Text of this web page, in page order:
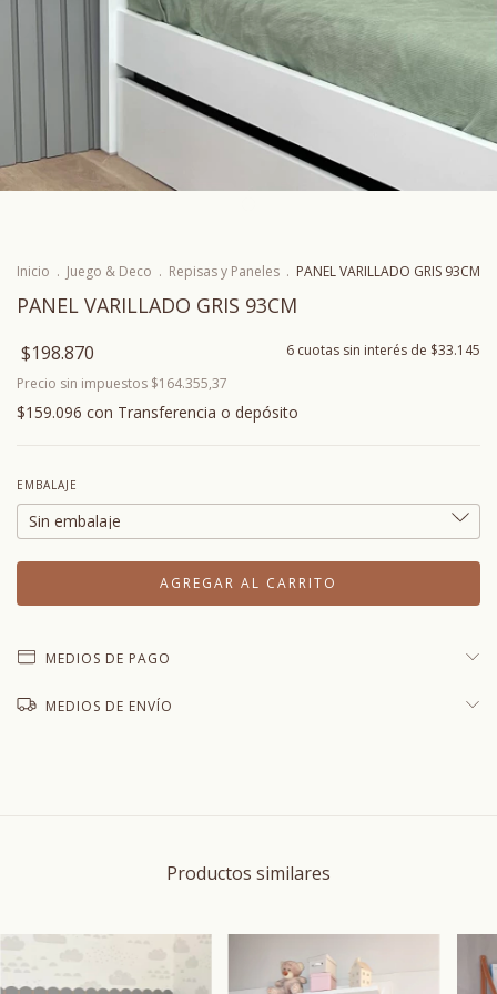
Inicio . Juego & Deco . Repisas y Paneles . PANEL VARILLADO GRIS 93CM
PANEL VARILLADO GRIS 93CM
$198.870 6 cuotas sin interés de $33.145
Precio sin impuestos $164.355,37
$159.096 con Transferencia o depósito
EMBALAJE
MEDIOS DE PAGO
MEDIOS DE ENVÍO
Productos similares